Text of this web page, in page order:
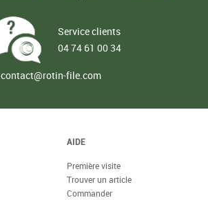
Service clients
04 74 61 00 34
contact@rotin-file.com
AIDE
Première visite
Trouver un article
Commander